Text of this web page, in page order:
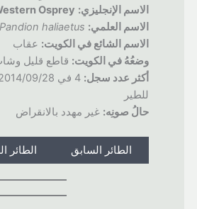
الاسم الإنجليزي: Osprey
الاسم العلمي: Pandion haliaetus
الاسم الشائع في الكويت:عقاب
وضعُهُ في الكويت:قاطع قليل
أكثر عدد سجل:
للطير
حالُ صونِه:غير مهدد بالانقراض
الطائر السابق الطائر